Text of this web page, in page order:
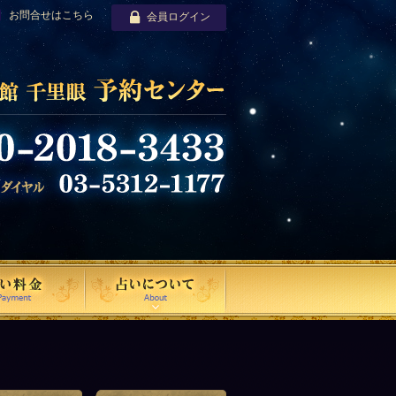
お問合せはこちら 会員ログイン